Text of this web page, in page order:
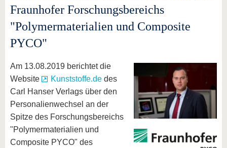
Fraunhofer Forschungsbereichs
"Polymermaterialien und Composite
PYCO"
Am 13.08.2019 berichtet die
Website
Kunststoffe.de des
Carl Hanser Verlags über den
Personalienwechsel an der
Spitze des Forschungsbereichs
"Polymermaterialien und
Composite PYCO" des